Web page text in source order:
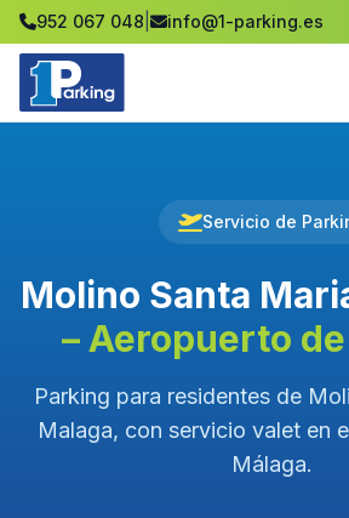
952 067 048 info@1-parking.es
Servicio de
Molino Santa
– Aeropuerto
Parking para residentes de
Malaga, con servicio valet en
Málaga.